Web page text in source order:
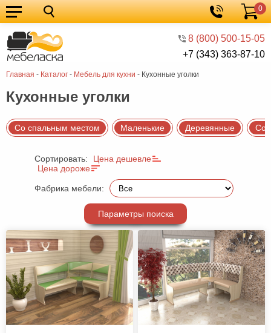
8 (800) 500-15-05
+7 (343) 363-87-10
Корзина
0
Главная - Каталог - Мебель для кухни - Кухонные уголки
Кухонные
гарнитуры
Мебель
для
кухни
Мебель
для
спальни
Кровати
Шкафы
Диваны
мебель
Детская
мебель
Мебель
гостиную
для
прихожей
Столы
Комоды
Офисная
мебель
Столы
под
Мебель
Кухонные уголки
Со спальным местом Маленькие Деревянные Со
Сортировать:
Цена дешевле
Цена дороже
Фабрика мебели:
Параметры поиска